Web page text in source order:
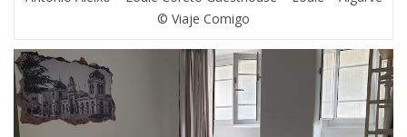
© Viaje Comigo